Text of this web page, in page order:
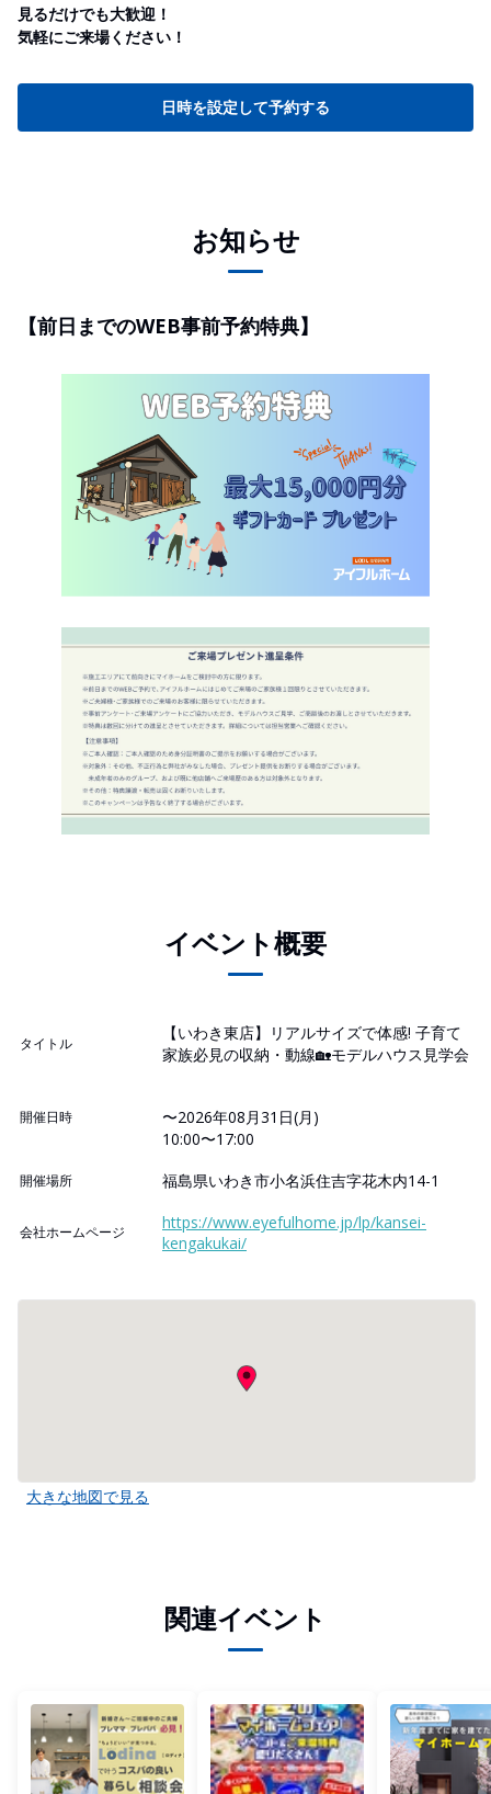
見るだけでも大歓迎！
気軽にご来場ください！
日時を設定して予約する
お知らせ
【前日までのWEB事前予約特典】
イベント概要
タイトル
【いわき東店】リアルサイズで体感! 子育て
家族必見の収納・動線🏡モデルハウス見学会
開催日時
〜2026年08月31日(月)
10:00〜17:00
開催場所 福島県いわき市小名浜住吉字花木内14-1
会社ホームページ
https://www.eyefulhome.jp/lp/kansei-
kengakukai/
大きな地図で見る
関連イベント